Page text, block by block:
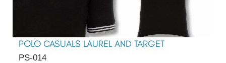
POLO CASUALS LAUREL AND TARGET
PS-014